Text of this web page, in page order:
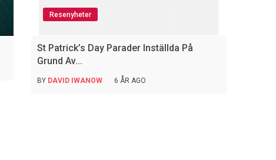
Resenyheter
St Patrick’s Day Parader Inställda På
Grund Av...
BY DAVID IWANOW 6 ÅR AGO